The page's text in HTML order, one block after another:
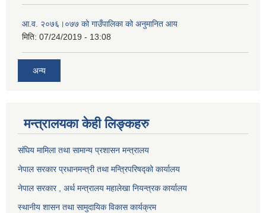
आ.व. २०७६।०७७ को गाउँपालिका को अनुमानित आय
मिति: 07/24/2019 - 13:08
अन्य
मन्त्रालयका केही लिङ्कहरु
संघिय मामिला तथा सामान्य प्रशासन मन्त्रालय
नेपाल सरकार प्रधानमन्त्री तथा मन्त्रिपरिषद्को कार्यालय
नेपाल सरकार , अर्थ मन्त्रालय महालेखा नियन्त्रक कार्यालय
स्थानीय शासन तथा सामुदायिक विकास कार्यक्रम